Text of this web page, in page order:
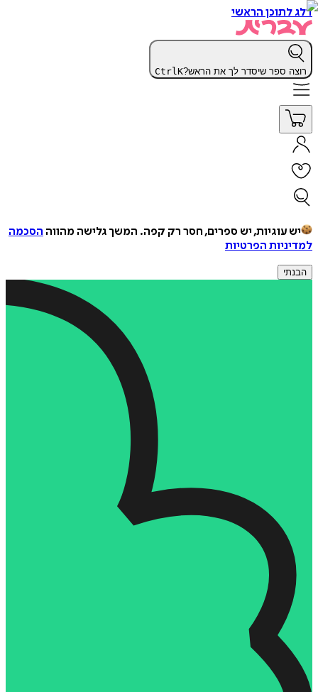
דלג לתוכן הראשי
רוצה ספר שיסדר לך את הראש? CtrlK
יש עוגיות, יש ספרים, חסר רק קפה. המשך גלישה מהווה הסכמה
למדיניות הפרטיות
הבנתי